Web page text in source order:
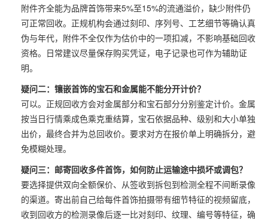
附件齐全能为品牌首饰带来5%至15%的流通溢价，缺少附件仍
可正常回收。正规机构会通过刻印、序列号、工艺细节等确认真
伪与年代，附件不全仅作为估价中的一项扣减，不影响基础回收
资格。日常建议尽量保存购买凭证，电子记录也可作为辅助证
明。
疑问二：镶嵌首饰的宝石和金属能不能分开计价？
可以。正规回收方会对金属部分和宝石部分分别鉴定计价。金属
按当日行情乘成色乘克重结算，宝石依据品种、级别和大小单独
出价，最终合并为总回收价。要求对方在报价单上明确拆分，避
免模糊处理。
疑问三：邮寄回收多件首饰，如何防止运输途中损坏或调包？
要选择提供双向全额保价、从签收到拆包到检测全程不间断录像
的渠道。寄出前自己给每件首饰拍摄带有细节特征的视频留底，
收到回收方的检测录像后逐一比对刻印、纹理、编号等特征，确